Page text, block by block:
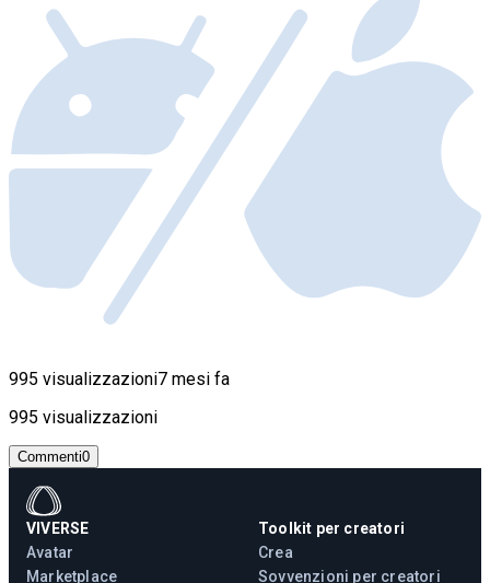
995 visualizzazioni7 mesi fa
995 visualizzazioni
Commenti0
VIVERSE
Avatar
Marketplace
Toolkit per creatori
Crea
Sovvenzioni per creatori